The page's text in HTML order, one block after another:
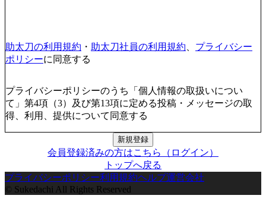
助太刀の利用規約 ・ 助太刀社員の利用規約
プライバシー
ポリシーに同意する
プライバシーポリシーのうち「個人情報の取扱いについ
て」第4項（3）及び第13項に定める投稿・メッセージの取
得、利用、提供について同意する
新規登録
会員登録済みの方はこちら（ログイン）
トップへ戻る
プライバシーポリシー利用規約ヘルプ運営会社
© Sukedachi All Rights Reserved